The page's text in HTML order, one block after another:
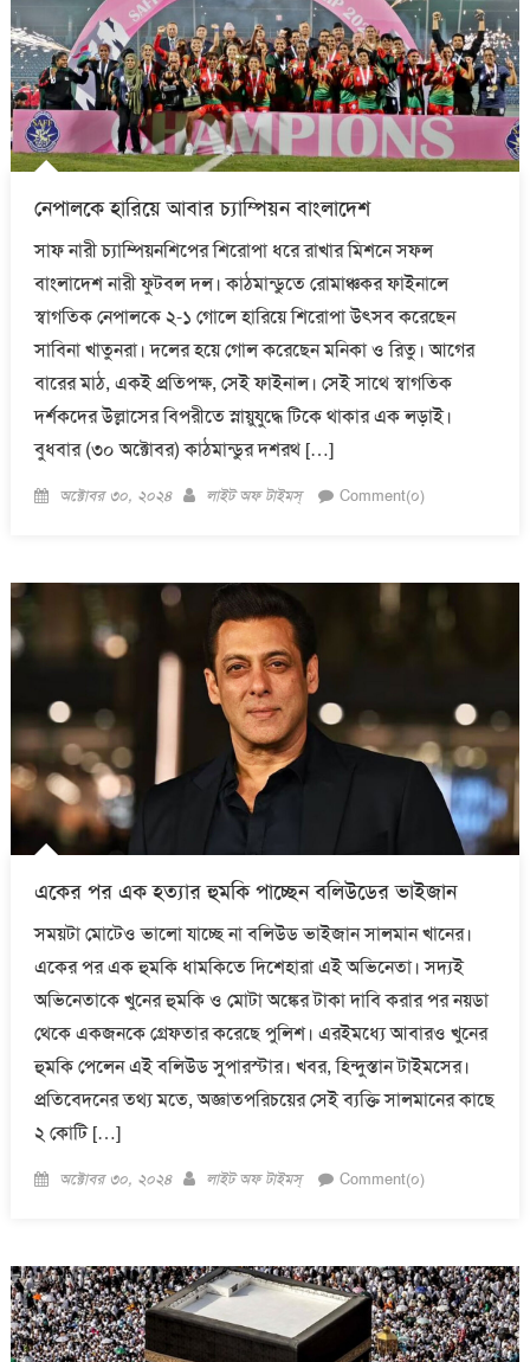
নেপালকে হারিয়ে আবার চ্যাম্পিয়ন বাংলাদেশ
সাফ নারী চ্যাম্পিয়নশিপের শিরোপা ধরে রাখার মিশনে সফল
বাংলাদেশ নারী ফুটবল দল। কাঠমান্ডুতে রোমাঞ্চকর ফাইনালে
স্বাগতিক নেপালকে ২-১ গোলে হারিয়ে শিরোপা উৎসব করেছেন
সাবিনা খাতুনরা। দলের হয়ে গোল করেছেন মনিকা ও রিতু। আগের
বারের মাঠ, একই প্রতিপক্ষ, সেই ফাইনাল। সেই সাথে স্বাগতিক
দর্শকদের উল্লাসের বিপরীতে স্নায়ুযুদ্ধে টিকে থাকার এক লড়াই।
বুধবার (৩০ অক্টোবর) কাঠমান্ডুর দশরথ […]
Posted
অক্টোবর ৩০, ২০২৪ Author
লাইট অফ টাইমস্ Comment(০)
একের পর এক হত্যার হুমকি পাচ্ছেন বলিউডের ভাইজান
সময়টা মোটেও ভালো যাচ্ছে না বলিউড ভাইজান সালমান খানের।
একের পর এক হুমকি ধামকিতে দিশেহারা এই অভিনেতা। সদ্যই
অভিনেতাকে খুনের হুমকি ও মোটা অঙ্কের টাকা দাবি করার পর নয়ডা
থেকে একজনকে গ্রেফতার করেছে পুলিশ। এরইমধ্যে আবারও খুনের
হুমকি পেলেন এই বলিউড সুপারস্টার। খবর, হিন্দুস্তান টাইমসের।
প্রতিবেদনের তথ্য মতে, অজ্ঞাতপরিচয়ের সেই ব্যক্তি সালমানের কাছে
২ কোটি […]
Posted
অক্টোবর ৩০, ২০২৪ Author
লাইট অফ টাইমস্ Comment(০)